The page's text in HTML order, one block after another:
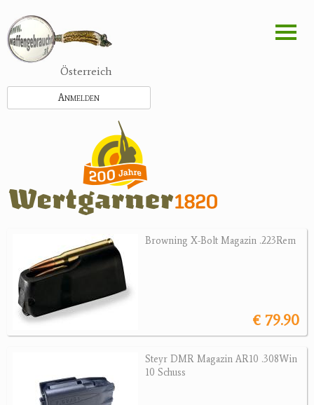
zum
Inhalt
Österreich
Anmelden
Browning X-Bolt Magazin .223Rem
€ 79.90
Steyr DMR Magazin AR10 .308Win
10 Schuss